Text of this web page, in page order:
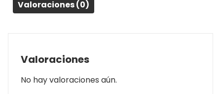
Valoraciones (0)
Valoraciones
No hay valoraciones aún.